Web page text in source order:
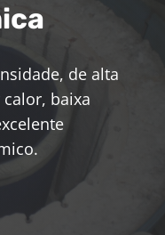
de alta
baixa